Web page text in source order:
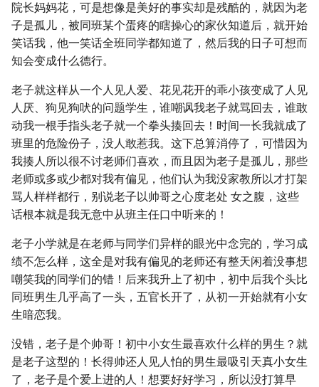
院长妈妈花，可是想像是美好的事实却是残酷的，就因为老
子是孤儿，被同班某个蛋疼的瞎操心的家伙知道后，就开始
笑话我，他一笑话全班同学都知道了，然后我的日子可想而
知会变成什么德行。
老子就这样从一个人见人爱、花见花开的乖小孩变成了人见
人厌、狗见狗吠的问题学生，谁嘲讽我老子就骂回去，谁敢
动我一根手指头老子就一个拳头揍回去！时间一长我就成了
班里的危险份子，没人敢惹我。这下总算消停了，可惜因为
我揍人所以很不讨老师们喜欢，而且因为老子是孤儿，那些
老师或多或少都对我有偏见，他们认为我没家教所以才打架
骂人样样都行，别说老子以帅哥之心度老处 女之腹，这些
话根本就是我无意中从班主任口中听来的！
老子小学就是在老师与同学们异样的眼光中念完的，学习成
绩不怎么样，这全是对我有偏见的老师还有整天闲着没事想
嘲笑我的同学们的错！后来我升上了初中，初中后我个头比
同班男生几乎高了一头，五官长开了，从初一开始就有小女
生暗恋我。
没错，老子是个帅哥！初中小女生最喜欢什么样的男生？就
是老子这型的！长得帅还人见人怕的男生最吸引天真小女生
了，老子是个爱上进的人！想要好好学习，所以没打算早